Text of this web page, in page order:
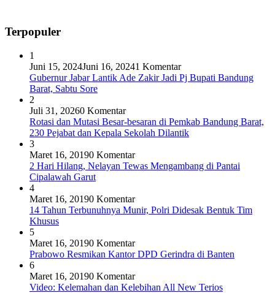
Terpopuler
1
Juni 15, 2024Juni 16, 20241 Komentar
Gubernur Jabar Lantik Ade Zakir Jadi Pj Bupati Bandung
Barat, Sabtu Sore
2
Juli 31, 20260 Komentar
Rotasi dan Mutasi Besar-besaran di Pemkab Bandung Barat,
230 Pejabat dan Kepala Sekolah Dilantik
3
Maret 16, 20190 Komentar
2 Hari Hilang, Nelayan Tewas Mengambang di Pantai
Cipalawah Garut
4
Maret 16, 20190 Komentar
14 Tahun Terbunuhnya Munir, Polri Didesak Bentuk Tim
Khusus
5
Maret 16, 20190 Komentar
Prabowo Resmikan Kantor DPD Gerindra di Banten
6
Maret 16, 20190 Komentar
Video: Kelemahan dan Kelebihan All New Terios